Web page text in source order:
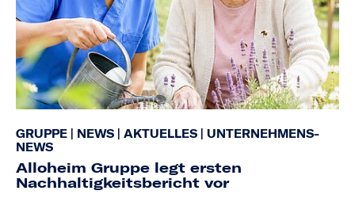
GRUPPE NEWS AKTUELLES
UNTERNEHMENS-
NEWS
Alloheim Gruppe legt ersten
Nachhaltigkeitsbericht vor